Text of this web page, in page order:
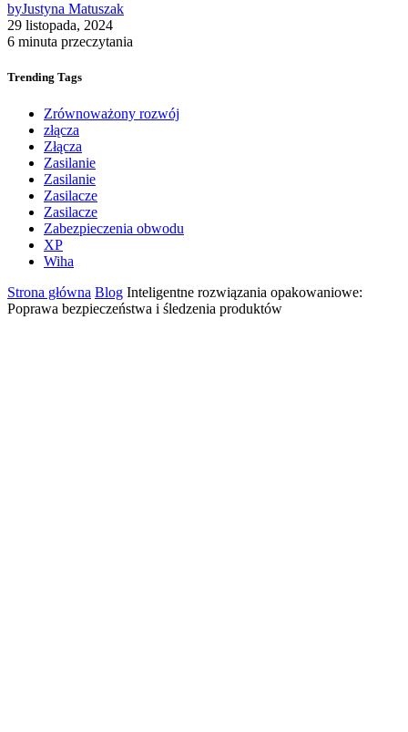
byJustyna Matuszak
29 listopada, 2024
6 minuta przeczytania
Trending Tags
Zrównoważony rozwój
złącza
Złącza
Zasilanie
Zasilanie
Zasilacze
Zasilacze
Zabezpieczenia obwodu
XP
Wiha
Strona główna Blog Inteligentne rozwiązania opakowaniowe:
Poprawa bezpieczeństwa i śledzenia produktów